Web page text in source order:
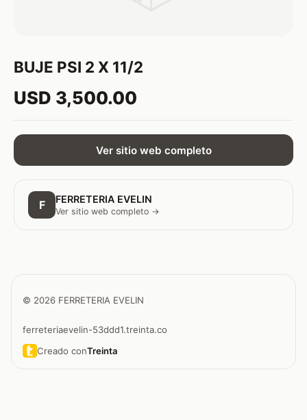
BUJE PSI 2 X 11/2
USD 3,500.00
Ver sitio web completo
F FERRETERIA EVELIN
Ver sitio web completo →
© 2026 FERRETERIA EVELIN
ferreteriaevelin-53ddd1.treinta.co
Creado conTreinta